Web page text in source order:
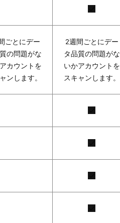
ごとにデー
の問題がな
カウントを
ンします。
2週間ごとにデー
タ品質の問題がな
いかアカウントを
スキャンします。